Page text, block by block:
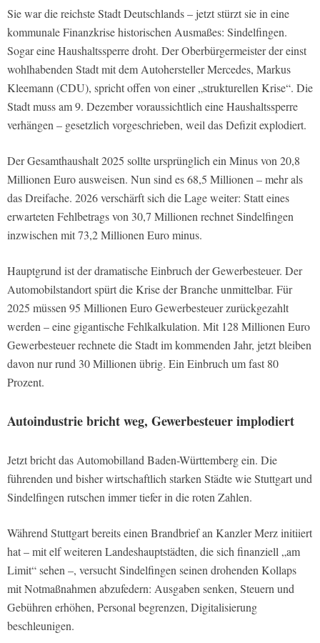
Sie war die reichste Stadt Deutschlands – jetzt stürzt sie in eine
kommunale Finanzkrise historischen Ausmaßes: Sindelfingen.
Sogar eine Haushaltssperre droht. Der Oberbürgermeister der einst
wohlhabenden Stadt mit dem Autohersteller Mercedes, Markus
Kleemann (CDU), spricht offen von einer „strukturellen Krise“. Die
Stadt muss am 9. Dezember voraussichtlich eine Haushaltssperre
verhängen – gesetzlich vorgeschrieben, weil das Defizit explodiert.
Der Gesamthaushalt 2025 sollte ursprünglich ein Minus von 20,8
Millionen Euro ausweisen. Nun sind es 68,5 Millionen – mehr als
das Dreifache. 2026 verschärft sich die Lage weiter: Statt eines
erwarteten Fehlbetrags von 30,7 Millionen rechnet Sindelfingen
inzwischen mit 73,2 Millionen Euro minus.
Hauptgrund ist der dramatische Einbruch der Gewerbesteuer. Der
Automobilstandort spürt die Krise der Branche unmittelbar. Für
2025 müssen 95 Millionen Euro Gewerbesteuer zurückgezahlt
werden – eine gigantische Fehlkalkulation. Mit 128 Millionen Euro
Gewerbesteuer rechnete die Stadt im kommenden Jahr, jetzt bleiben
davon nur rund 30 Millionen übrig. Ein Einbruch um fast 80
Prozent.
Autoindustrie bricht weg, Gewerbesteuer implodiert
Jetzt bricht das Automobilland Baden-Württemberg ein. Die
führenden und bisher wirtschaftlich starken Städte wie Stuttgart und
Sindelfingen rutschen immer tiefer in die roten Zahlen.
Während Stuttgart bereits einen Brandbrief an Kanzler Merz initiiert
hat – mit elf weiteren Landeshauptstädten, die sich finanziell „am
Limit“ sehen –, versucht Sindelfingen seinen drohenden Kollaps
mit Notmaßnahmen abzufedern: Ausgaben senken, Steuern und
Gebühren erhöhen, Personal begrenzen, Digitalisierung
beschleunigen.